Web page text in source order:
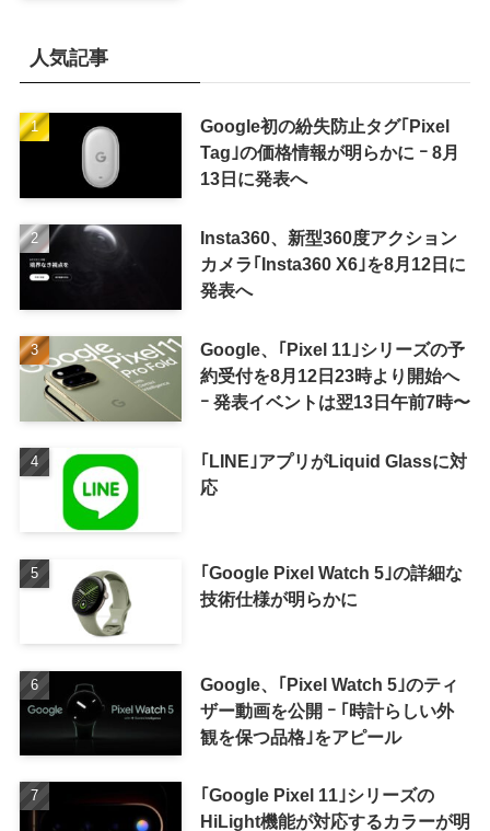
人気記事
Google初の紛失防止タグ｢Pixel
Tag｣の価格情報が明らかに ｰ 8月
13日に発表へ
Insta360、新型360度アクション
カメラ｢Insta360 X6｣を8月12日に
発表へ
Google、｢Pixel 11｣シリーズの予
約受付を8月12日23時より開始へ
ｰ 発表イベントは翌13日午前7時〜
｢LINE｣アプリがLiquid Glassに対
応
｢Google Pixel Watch 5｣の詳細な
技術仕様が明らかに
Google、｢Pixel Watch 5｣のティ
ザー動画を公開 ｰ ｢時計らしい外
観を保つ品格｣をアピール
｢Google Pixel 11｣シリーズの
HiLight機能が対応するカラーが明